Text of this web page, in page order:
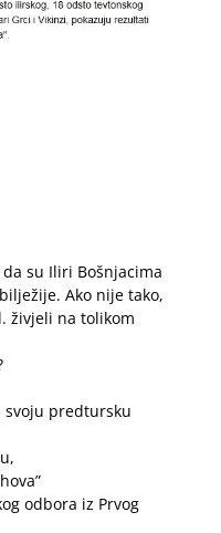
su Iliri Bošnjacima
Ako nije tako,
živjeli na tolikom
svoju predtursku
odbora iz Prvog